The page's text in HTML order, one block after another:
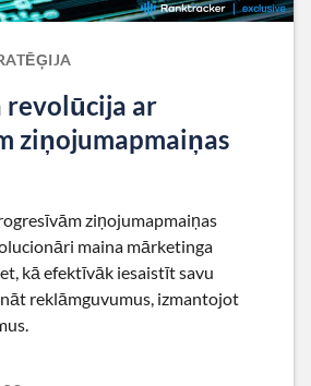
revolūcija ar
ziņojumapmaiņas
ziņojumapmaiņas
maina mārketinga
kā efektīvāk iesaistīt savu
reklāmguvumus, izmantojot